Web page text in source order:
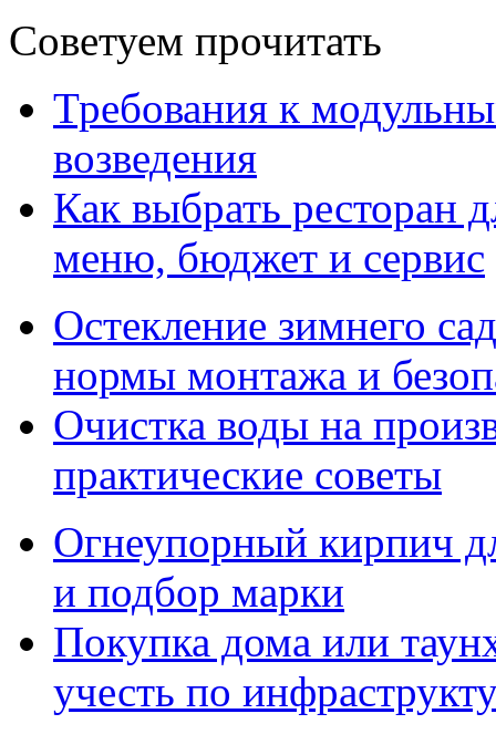
Советуем прочитать
Требования к
возведения
Как выбрать ресторан
меню, бюджет и сервис
Остекление зимнего
нормы монтажа и
Очистка воды на
практические советы
Огнеупорный кирпич
и подбор марки
Покупка дома или
учесть по